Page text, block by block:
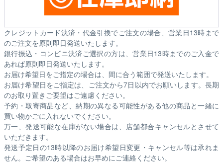
クレジットカード決済・代金引換でご注文の場合、営業日13時まで
のご注文を原則即日発送いたします。
銀行振込・コンビニ決済ご選択の方は、営業日13時までのご入金で
あれば原則即日発送いたします。
お届け希望日をご指定の場合は、間に合う範囲で発送いたします。
お届け希望日をご指定は、ご注文から7日以内でお願いします。長期
のお取り置きご要望はご遠慮ください。
予約・取寄商品など、納期の異なる可能性がある他の商品と一緒に
買い物かごに入れないでください。
万一、発送可能な在庫がない場合は、店舗都合キャンセルとさせて
いただきます。
発送予定日の13時以降のお届け希望日変更・キャンセル等は承れま
せん。ご希望のある場合はお早めにご連絡ください。